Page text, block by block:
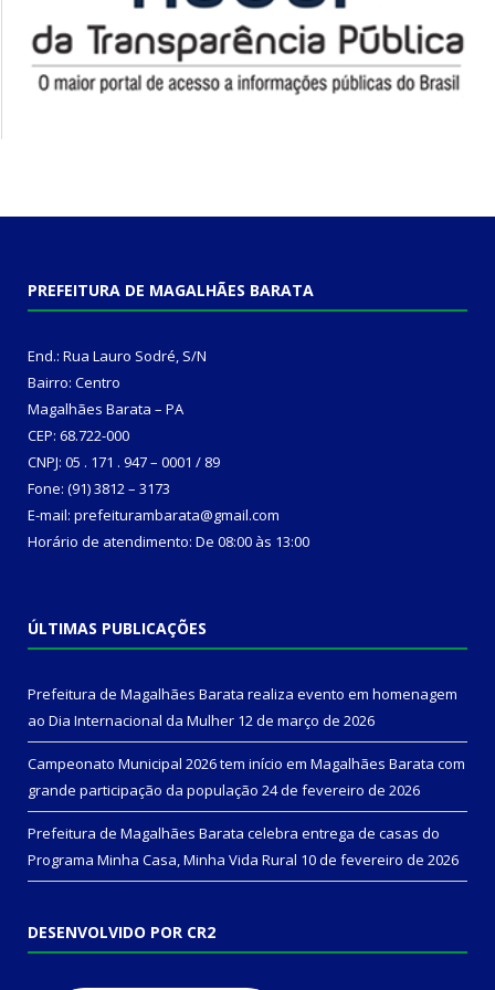
PREFEITURA DE MAGALHÃES BARATA
End.: Rua Lauro Sodré, S/N
Bairro: Centro
Magalhães Barata – PA
CEP: 68.722-000
CNPJ: 05 . 171 . 947 – 0001 / 89
Fone: (91) 3812 – 3173
E-mail: prefeiturambarata@gmail.com
Horário de atendimento: De 08:00 às 13:00
ÚLTIMAS PUBLICAÇÕES
Prefeitura de Magalhães Barata realiza evento em homenagem
ao Dia Internacional da Mulher 12 de março de 2026
Campeonato Municipal 2026 tem início em Magalhães Barata com
grande participação da população 24 de fevereiro de 2026
Prefeitura de Magalhães Barata celebra entrega de casas do
Programa Minha Casa, Minha Vida Rural 10 de fevereiro de 2026
DESENVOLVIDO POR CR2